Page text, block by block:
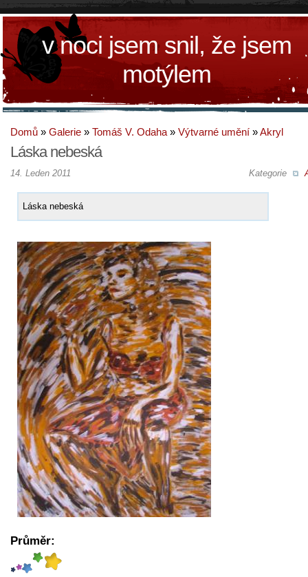
v noci jsem snil, že jsem
motýlem
Domů » Galerie » Tomáš V. Odaha » Výtvarné umění »Akryl
Láska nebeská
Kategorie
14. Leden 2011
Láska nebeská
Průměr: